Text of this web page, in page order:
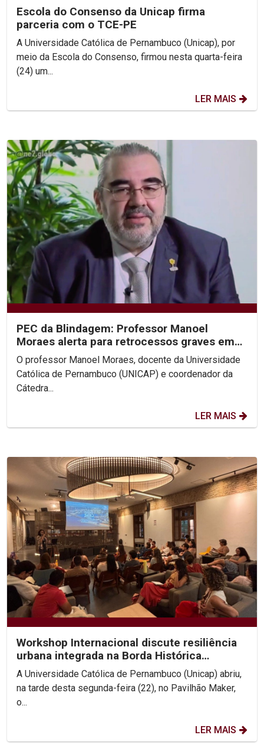
Escola do Consenso da Unicap firma
parceria com o TCE-PE
A Universidade Católica de Pernambuco (Unicap), por
meio da Escola do Consenso, firmou nesta quarta-feira
(24) um...
LER MAIS
PEC da Blindagem: Professor Manoel
Moraes alerta para retrocessos graves em
entrevistas à Rede Globo
O professor Manoel Moraes, docente da Universidade
Católica de Pernambuco (UNICAP) e coordenador da
Cátedra...
LER MAIS
Workshop Internacional discute resiliência
urbana integrada na Borda Histórica
Continental do Recife
A Universidade Católica de Pernambuco (Unicap) abriu,
na tarde desta segunda-feira (22), no Pavilhão Maker,
o...
LER MAIS